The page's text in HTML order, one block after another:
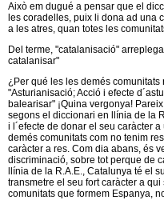
Això em dugué a pensar que el
les coradelles, puix li dona ad una
a les atres, quan totes les
Del terme, "catalanisació"
catalanisar"
¿Per qué les les demés comunitats
"Asturianisació; Acció i efecte
balearisar" ¡Quina vergonya!
segons el diccionari en llínia de la
i l´efecte de donar el seu caràcter
demés comunitats com no tenim
caràcter a res. Com dia abans, és
discriminació, sobre tot perque de
llínia de la R.A.E., Catalunya té el
transmetre el seu fort caràcter a
comunitats que formem Espanya,